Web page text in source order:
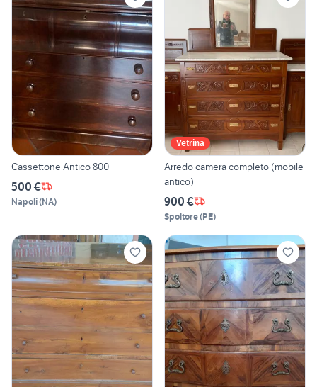
Cassettone Antico 800
500 €
Napoli(NA)
Vetrina
Arredo camera completo (mobile
antico)
900 €
Spoltore(PE)